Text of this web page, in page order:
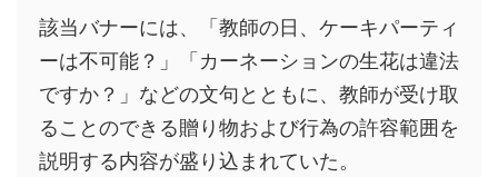
該当バナーには、「教師の日、ケーキパーティ
ーは不可能？」「カーネーションの生花は違法
ですか？」などの文句とともに、教師が受け取
ることのできる贈り物および行為の許容範囲を
説明する内容が盛り込まれていた。